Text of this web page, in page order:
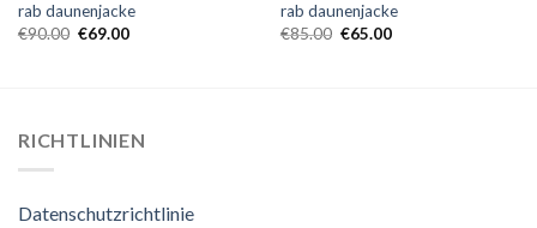
rab daunenjacke
€90.00 €69.00
rab daunenjacke
€85.00 €65.00
RICHTLINIEN
Datenschutzrichtlinie